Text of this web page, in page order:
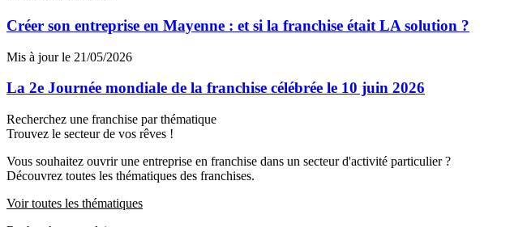
Créer son entreprise en Mayenne : et si la franchise était LA solution ?
Mis à jour le 21/05/2026
La 2e Journée mondiale de la franchise célébrée le 10 juin 2026
Recherchez une franchise par thématique
Trouvez le secteur de vos rêves !
Vous souhaitez ouvrir une entreprise en franchise dans un secteur d'activité particulier ?
Découvrez toutes les thématiques des franchises.
Voir toutes les thématiques